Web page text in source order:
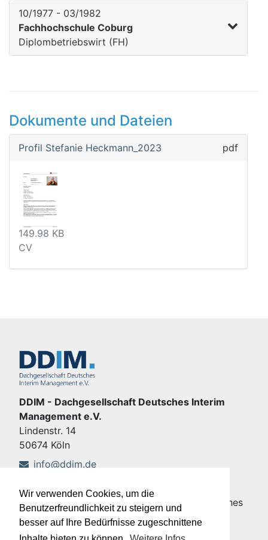
Wir verwenden Cookies, um die
Benutzerfreundlichkeit zu steigern und
besser auf Ihre Bedürfnisse zugeschnittene
10/1977 - 03/1982
Fachhochschule Coburg
Diplombetriebswirt (FH)
Dokumente und Dateien
Profil Stefanie Heckmann_2023 pdf
149.98 KB
CV
DDIM - Dachgesellschaft Deutsches Interim
Management e.V.
Lindenstr. 14
50674 Köln
info@ddim.de
Copyright © DDIM - Dachgesellschaft Deutsches
Interim Management e.V.
Impressum|Datenschutz